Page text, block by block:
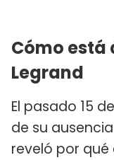
Cómo está
Legrand
El pasado 15
de su
reveló por qué